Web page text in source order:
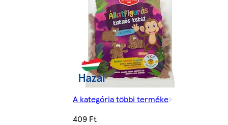
A kategória többi terméke
409 Ft